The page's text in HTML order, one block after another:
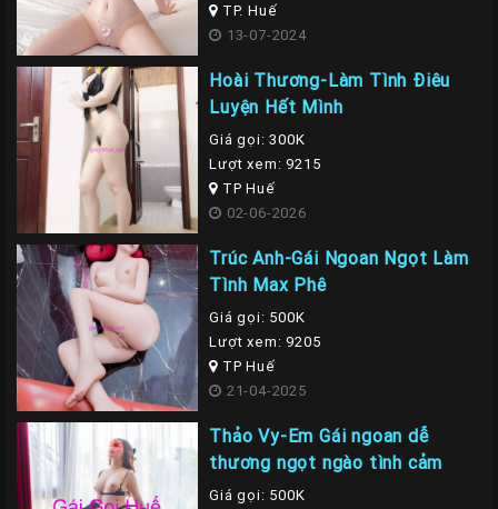
TP. Huế
13-07-2024
Hoài Thương-Làm Tình Điêu
Luyện Hết Mình
Giá gọi: 300K
Lượt xem: 9215
TP Huế
02-06-2026
Trúc Anh-Gái Ngoan Ngọt Làm
Tình Max Phê
Giá gọi: 500K
Lượt xem: 9205
TP Huế
21-04-2025
Thảo Vy-Em Gái ngoan dễ
thương ngọt ngào tình cảm
Giá gọi: 500K